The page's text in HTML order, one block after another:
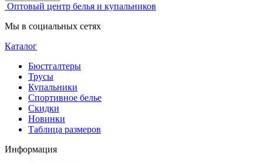
Оптовый центр белья и купальников
Мы в социальных сетях
Каталог
Бюстгалтеры
Трусы
Купальники
Спортивное белье
Скидки
Новинки
Таблица размеров
Информация